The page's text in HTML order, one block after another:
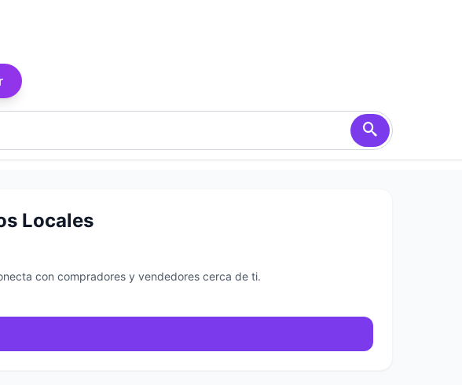
Locales
con compradores y vendedores cerca de ti.